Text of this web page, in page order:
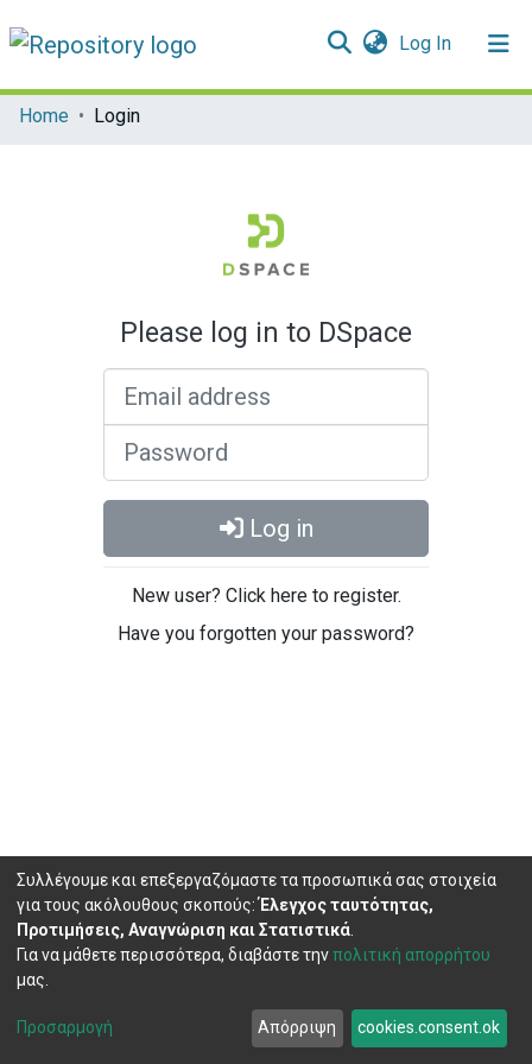
Log In(current)
Communities & Collections
Home Login
Please log in to DSpace
Log in
New user? Click here to register.
Have you forgotten your password?
Cookie
End User
Agreement
Send
Feedback
Συλλέγουμε και επεξεργαζόμαστε τα προσωπικά σας στοιχεία
για τους ακόλουθους σκοπούς:Έλεγχος ταυτότητας,
Προτιμήσεις, Αναγνώριση και Στατιστικά
Για να μάθετε περισσότερα, διαβάστε τηνπολιτική απορρήτου
μας.
Προσαρμογή Απόρριψη cookies.consent.ok